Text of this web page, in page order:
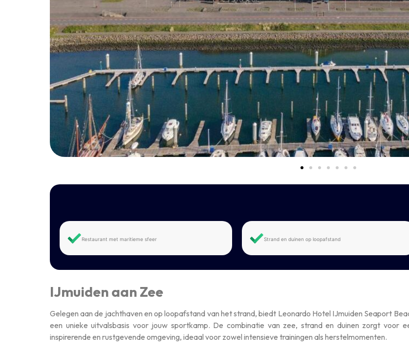
Restaurant met maritieme sfeer Strand en duinen op loopafstand
IJmuiden aan Zee
Gelegen aan de jachthaven en op loopafstand van het strand, biedt Leonardo Hotel IJmuiden Seaport
een unieke uitvalsbasis voor jouw sportkamp. De combinatie van zee, strand en duinen zorgt voor
inspirerende en rustgevende omgeving, ideaal voor zowel intensieve trainingen als herstelmomenten.